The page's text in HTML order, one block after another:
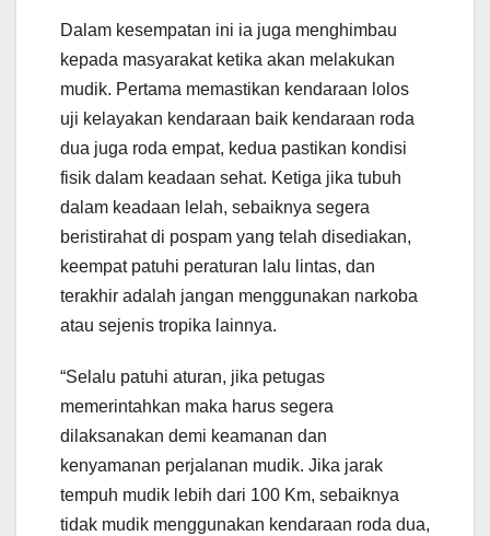
Dalam kesempatan ini ia juga menghimbau
kepada masyarakat ketika akan melakukan
mudik. Pertama memastikan kendaraan lolos
uji kelayakan kendaraan baik kendaraan roda
dua juga roda empat, kedua pastikan kondisi
fisik dalam keadaan sehat. Ketiga jika tubuh
dalam keadaan lelah, sebaiknya segera
beristirahat di pospam yang telah disediakan,
keempat patuhi peraturan lalu lintas, dan
terakhir adalah jangan menggunakan narkoba
atau sejenis tropika lainnya.
“Selalu patuhi aturan, jika petugas
memerintahkan maka harus segera
dilaksanakan demi keamanan dan
kenyamanan perjalanan mudik. Jika jarak
tempuh mudik lebih dari 100 Km, sebaiknya
tidak mudik menggunakan kendaraan roda dua,